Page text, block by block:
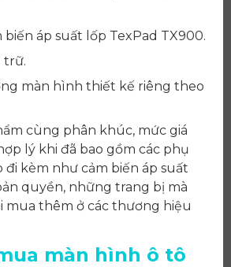
biến áp suất lốp TexPad TX900.
trữ.
màn hình thiết kế riêng theo
cùng phân khúc, mức giá
lý khi đã bao gồm các phụ
đi kèm như cảm biến áp suất
quyền, những trang bị mà
mua thêm ở các thương hiệu
màn hình ô tô